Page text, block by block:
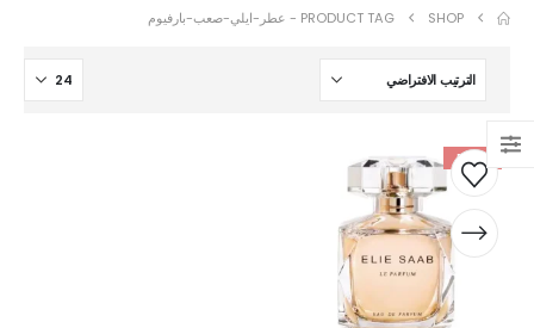
SHOP
PRODUCT TAG - عطر-ايلي-صعب-بارفيوم
-53%